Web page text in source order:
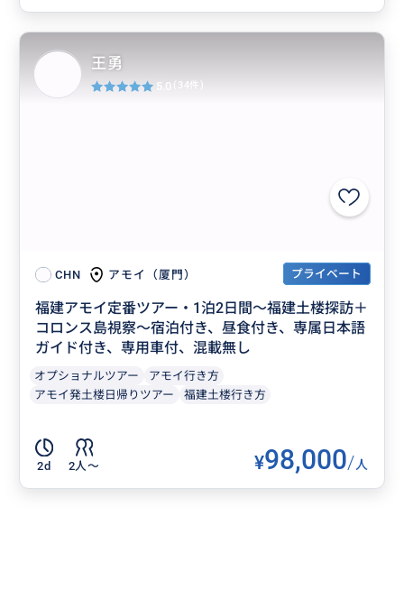
CHN アモイ（厦門） プライベート
福建アモイ定番ツアー・1泊2日間～福建土楼探訪＋
コロンス島視察～宿泊付き、昼食付き、専属日本語
ガイド付き、専用車付、混載無し
オプショナルツアー
アモイ行き方
アモイ発土楼日帰りツアー
福建土楼行き方
2d 2人〜 ¥98,000/人
王勇
5.0 (34件)